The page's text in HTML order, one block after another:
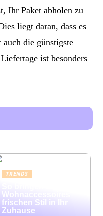
Ihr Paket abholen zu
liegt daran, dass es
die günstigste
ist besonders
TRENDS
Wohnaccessoires
frischen Stil in Ihr
Zuhause